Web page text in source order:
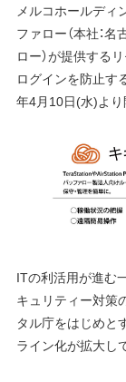
メルコホールディ
ファロー（本社：
ロー）が提供する
ログインを防止す
年4月10日(水)より
ITの利活用が進む
キュリティー対策
タル庁をはじめと
ライン化が拡大し